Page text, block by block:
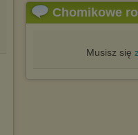
Chomikowe
Musisz się